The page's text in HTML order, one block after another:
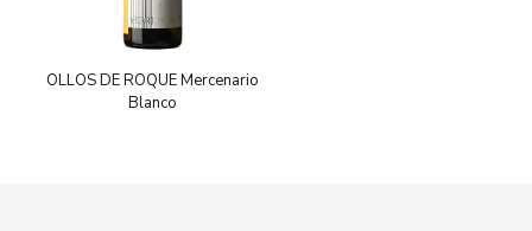
OLLOS DE ROQUE Mercenario
Blanco